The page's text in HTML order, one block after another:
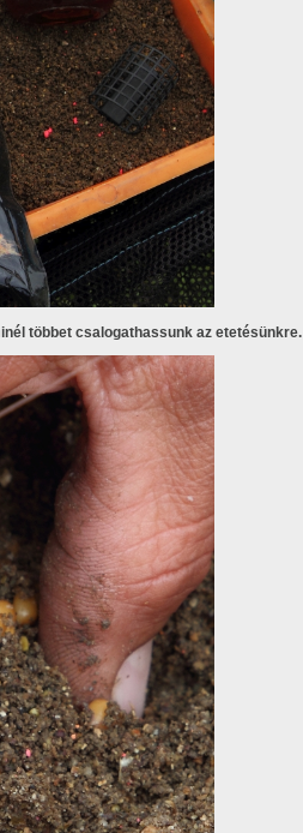
többet csalogathassunk az etetésünkre.